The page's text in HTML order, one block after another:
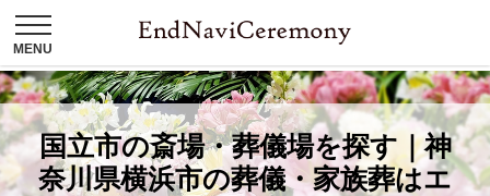
国立市の斎場・葬儀場を探す｜神
奈川県横浜市の葬儀・家族葬はエ